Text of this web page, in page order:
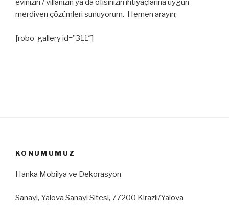
evinizin / villanızın ya da ofisinizin ihtiyaçlarına uygun
merdiven çözümleri sunuyorum. Hemen arayın;
[robo-gallery id=”311″]
KONUMUMUZ
Hanka Mobilya ve Dekorasyon
Sanayi, Yalova Sanayi Sitesi, 77200 Kirazlı/Yalova